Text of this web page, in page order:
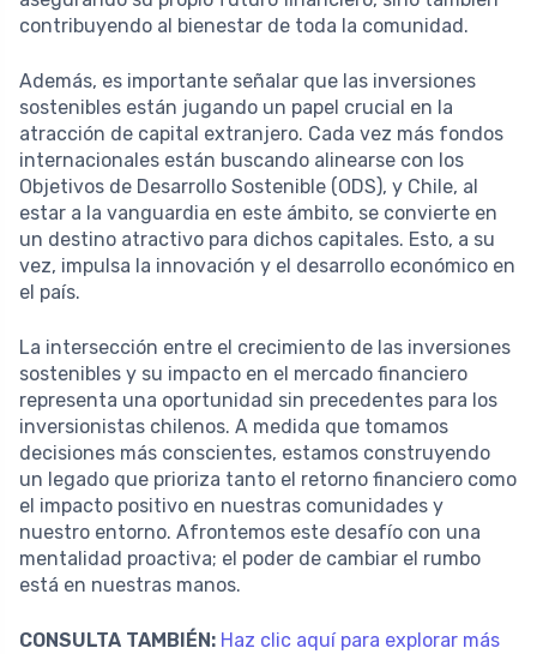
contribuyendo al bienestar de toda la comunidad.
Además, es importante señalar que las inversiones
sostenibles están jugando un papel crucial en la
atracción de capital extranjero. Cada vez más fondos
internacionales están buscando alinearse con los
Objetivos de Desarrollo Sostenible (ODS), y Chile, al
estar a la vanguardia en este ámbito, se convierte en
un destino atractivo para dichos capitales. Esto, a su
vez, impulsa la innovación y el desarrollo económico en
el país.
La intersección entre el crecimiento de las inversiones
sostenibles y su impacto en el mercado financiero
representa una oportunidad sin precedentes para los
inversionistas chilenos. A medida que tomamos
decisiones más conscientes, estamos construyendo
un legado que prioriza tanto el retorno financiero como
el impacto positivo en nuestras comunidades y
nuestro entorno. Afrontemos este desafío con una
mentalidad proactiva; el poder de cambiar el rumbo
está en nuestras manos.
CONSULTA TAMBIÉN: Haz clic aquí para explorar más